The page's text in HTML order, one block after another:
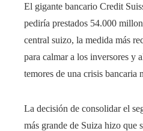
El gigante bancario Credit
pediría prestados 54.000
central suizo, la medida más
para calmar a los inversores y
temores de una crisis bancaria
La decisión de consolidar el
más grande de Suiza hizo que